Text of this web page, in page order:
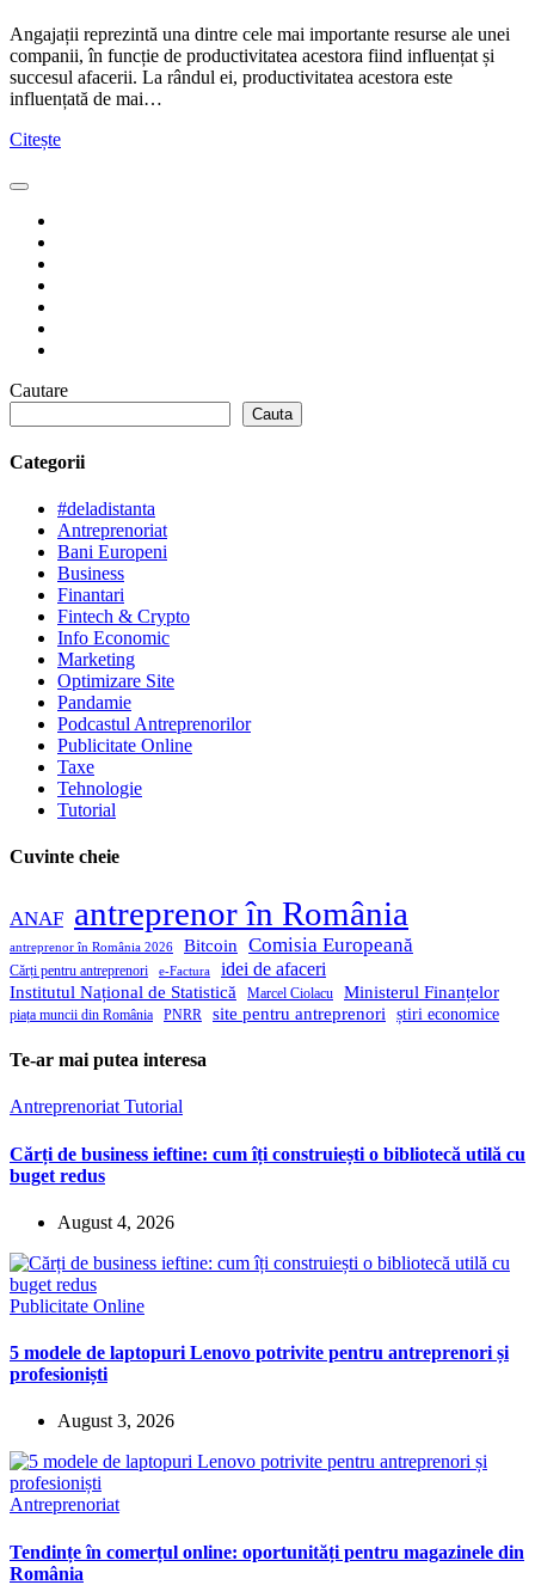
Angajații reprezintă una dintre cele mai importante resurse ale unei
companii, în funcție de productivitatea acestora fiind influențat și
succesul afacerii. La rândul ei, productivitatea acestora este
influențată de mai…
Citește
Cautare
Cauta
Categorii
#deladistanta
Antreprenoriat
Bani Europeni
Business
Finantari
Fintech & Crypto
Info Economic
Marketing
Optimizare Site
Pandamie
Podcastul Antreprenorilor
Publicitate Online
Taxe
Tehnologie
Tutorial
Cuvinte cheie
ANAF antreprenor în România
antreprenor în România 2026 Bitcoin Comisia Europeană
Cărți pentru antreprenori e-Factura idei de afaceri
Institutul Național de Statistică Marcel Ciolacu Ministerul Finanțelor
piața muncii din România PNRR site pentru antreprenori știri economice
Te-ar mai putea interesa
Antreprenoriat Tutorial
Cărți de business ieftine: cum îți construiești o bibliotecă utilă cu
buget redus
August 4, 2026
Publicitate Online
5 modele de laptopuri Lenovo potrivite pentru antreprenori și
profesioniști
August 3, 2026
Antreprenoriat
Tendințe în comerțul online: oportunități pentru magazinele din
România